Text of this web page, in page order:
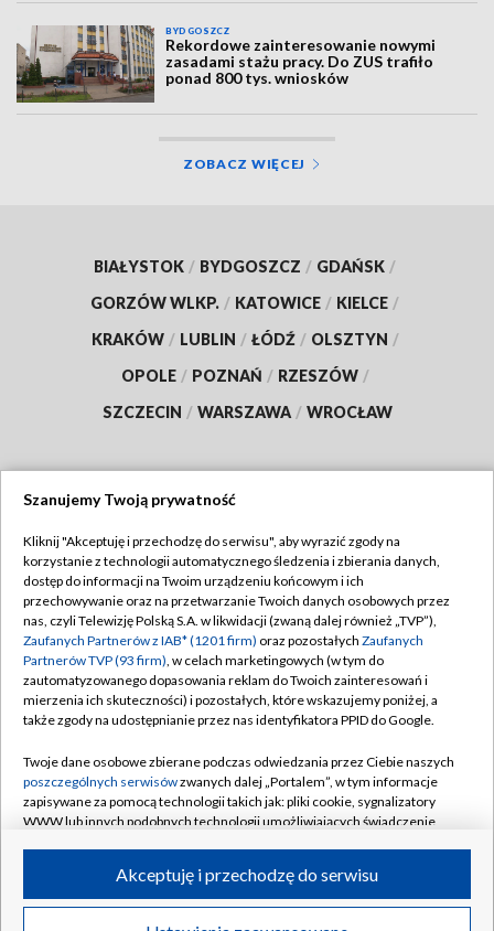
BYDGOSZCZ
Rekordowe zainteresowanie nowymi
zasadami stażu pracy. Do ZUS trafiło
ponad 800 tys. wniosków
ZOBACZ WIĘCEJ
BIAŁYSTOK / BYDGOSZCZ / GDAŃSK /
GORZÓW WLKP. / KATOWICE / KIELCE /
KRAKÓW / LUBLIN / ŁÓDŹ / OLSZTYN /
OPOLE / POZNAŃ / RZESZÓW /
SZCZECIN / WARSZAWA / WROCŁAW
TVP
Abonament TVP
Emisja w TVP
Centrum informacji TVP
Naziemna Telewizja Cyfrowa
Rada Programowa
System NOS
Informacje o nadawcy
Program dla prasy
Regulamin TVP
Polityka prywatności
Moje zgody
Pomoc
Kontakt
Kanały
©2026 Telewizja Polska S.A. w likwidacji
Szanujemy Twoją prywatność
Kliknij "Akceptuję i przechodzę do serwisu", aby wyrazić zgody na
korzystanie z technologii automatycznego śledzenia i zbierania danych,
dostęp do informacji na Twoim urządzeniu końcowym i ich
przechowywanie oraz na przetwarzanie Twoich danych osobowych przez
nas, czyli Telewizję Polską S.A. w likwidacji (zwaną dalej również „TVP”),
Zaufanych Partnerów z IAB* (1201 firm) oraz pozostałych Zaufanych
Partnerów TVP (93 firm), w celach marketingowych (w tym do
zautomatyzowanego dopasowania reklam do Twoich zainteresowań i
mierzenia ich skuteczności) i pozostałych, które wskazujemy poniżej, a
także zgody na udostępnianie przez nas identyfikatora PPID do Google.
Twoje dane osobowe zbierane podczas odwiedzania przez Ciebie naszych
poszczególnych serwisówzwanych dalej „Portalem”, w tym informacje
zapisywane za pomocą technologii takich jak: pliki cookie, sygnalizatory
WWW lub innych podobnych technologii umożliwiających świadczenie
ruchu w Internecie.
Twoje dane osobowe zbierane podczas odwiedzania przez Ciebie
Akceptuję i przechodzę do serwisu